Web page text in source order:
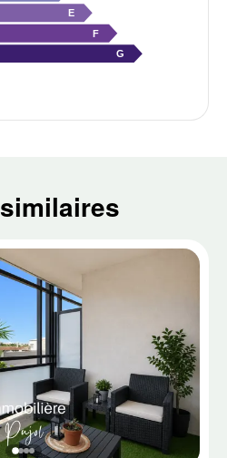
E
F
G
similaires